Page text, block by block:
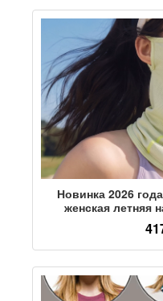
Новинка 2026
женская летняя
верховой езды,
маска для шеи,